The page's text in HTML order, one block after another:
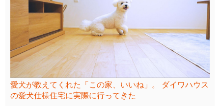
愛犬が教えてくれた「この家、いいね」。 ダイワハウス
の愛犬仕様住宅に実際に行ってきた